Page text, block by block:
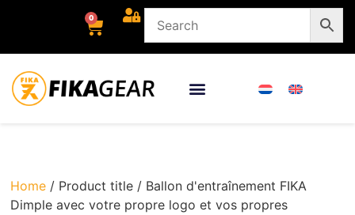
0
Home / Product title / Ballon d'entraînement FIKA
Dimple avec votre propre logo et vos propres